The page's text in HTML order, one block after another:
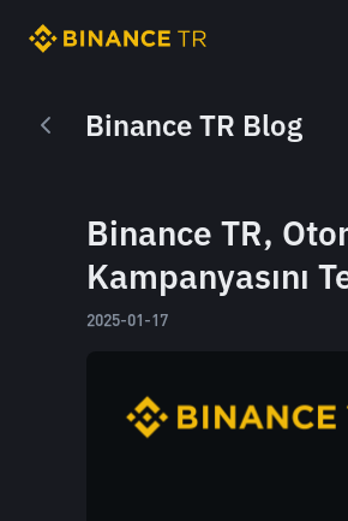
Binance TR Blog
Binance TR,
Kampanyasını
2025-01-17